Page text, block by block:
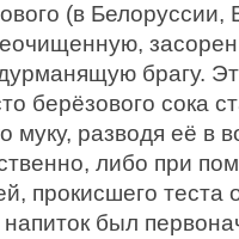
(в
брагу.
берёзового сока
муку, разводя её в
либо при
прокисшего теста
напиток был